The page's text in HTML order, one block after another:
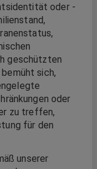
oder -
geschützten
sich,
oder
zu treffen,
für den
unserer